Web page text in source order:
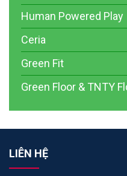
Human Powered Play
Ceria
Green Fit
Green Floor & TNTY
LIÊN HỆ